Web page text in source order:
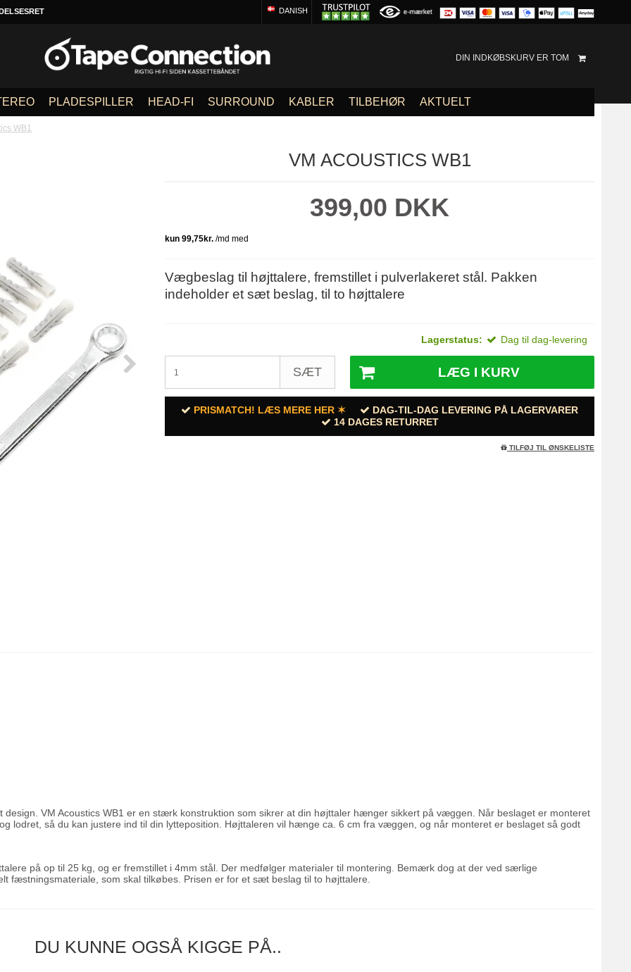
DANISH
DIN INDKØBSKURV ER TOM
PLADESPILLER HEAD-FI SURROUND KABLER TILBEHØR AKTUELT
WB1
VM ACOUSTICS WB1
399,00 DKK
Vægbeslag til højttalere, fremstillet i pulverlakeret stål. Pakken
indeholder et sæt beslag, til to højttalere
Lagerstatus: Dag til dag-levering
SÆT LÆG I KURV
PRISMATCH! LÆS MERE HER ✶
DAG-TIL-DAG LEVERING PÅ LAGERVARER
14 DAGES RETURRET
TILFØJ TIL ØNSKELISTE
VM Acoustics WB1 er en stærk konstruktion som sikrer at din højttaler hænger sikkert på væggen. Når beslaget er monteret
lodret, så du kan justere ind til din lytteposition. Højttaleren vil hænge ca. 6 cm fra væggen, og når monteret er beslaget så godt
på op til 25 kg, og er fremstillet i 4mm stål. Der medfølger materialer til montering. Bemærk dog at der ved særlige
fæstningsmateriale, som skal tilkøbes. Prisen er for et sæt beslag til to højttalere.
DU KUNNE OGSÅ KIGGE PÅ..